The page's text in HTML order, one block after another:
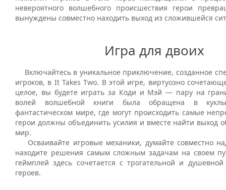
невероятного волшебного происшествия герои
вынуждены совместно находить выход из сложившейся
Игра для двоих
Включайтесь в уникальное приключение, созданное
игроков, в It Takes Two. В этой игре, виртуозно
целое, вы будете играть за Коди и Мэй — пару на
волей волшебной книги была обращена в
фантастическом мире, где могут происходить самые
герои должны объединить усилия и вместе найти выход
мир.
Осваивайте игровые механики, думайте совместно
находите решения самым сложным задачам на своем
геймплей здесь сочетается с трогательной и
героев.